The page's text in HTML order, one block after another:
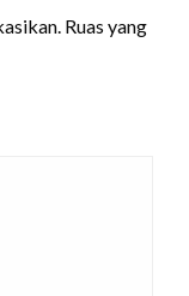
Ruas yang